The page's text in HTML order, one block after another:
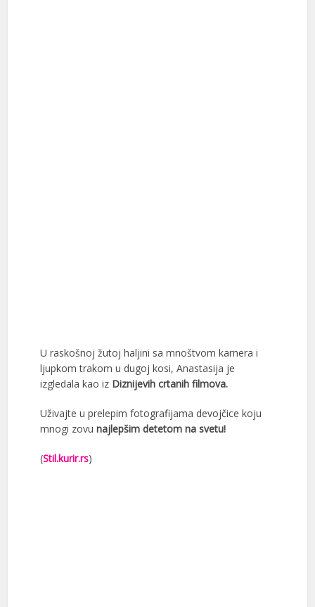
U raskošnoj žutoj haljini sa mnoštvom karnera i
ljupkom trakom u dugoj kosi, Anastasija je
izgledala kao iz Diznijevih crtanih filmova.
Uživajte u prelepim fotografijama devojčice koju
mnogi zovu najlepšim detetom na svetu!
(Stil.kurir.rs)